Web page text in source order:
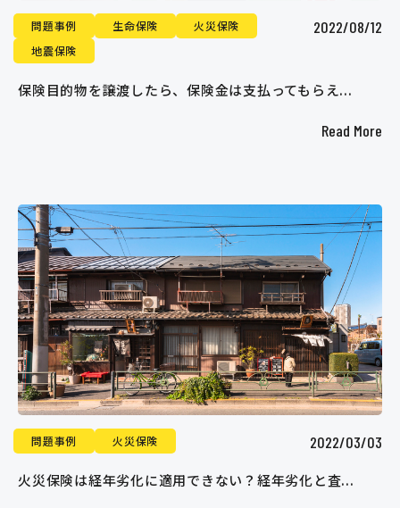
問題事例 生命保険
火災保険
地震保険
2022/08/12
保険目的物を譲渡したら、保険金は支払ってもらえ...
Read More
問題事例 火災保険 2022/03/03
火災保険は経年劣化に適用できない？経年劣化と査...